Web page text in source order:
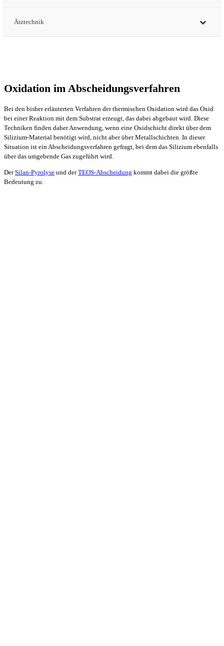
Ätztechnik
Oxidation im Abscheidungsverfahren
Bei den bisher erläuterten Verfahren der thermischen Oxidation wird das Oxid
bei einer Reaktion mit dem Substrat erzeugt, das dabei abgebaut wird. Diese
Techniken finden daher Anwendung, wenn eine Oxidschicht direkt über dem
Silizium-Material benötigt wird, nicht aber über Metallschichten. In dieser
Situation ist ein Abscheidungsverfahren gefragt, bei dem das Silizium ebenfalls
über das umgebende Gas zugeführt wird.
DerSilan-Pyrolyse und derTEOS-Abscheidung kommt dabei die größte
Bedeutung zu.